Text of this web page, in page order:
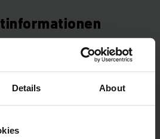
Details About
bietet eine umfassende
des Fahrzeugs.